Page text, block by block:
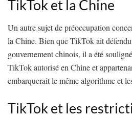
TikTok et la Chine
Un autre sujet de préoccupation
la Chine. Bien que TikTok ait
gouvernement chinois, il a été
TikTok autorisé en Chine et
embarquerait le même algorithme et
TikTok et les